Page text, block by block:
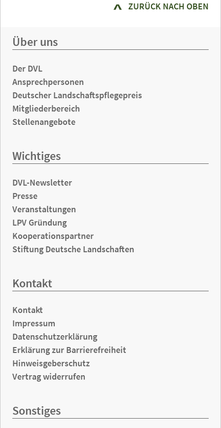
ZURÜCK NACH OBEN
Über uns
Der DVL
Ansprechpersonen
Deutscher Landschaftspflegepreis
Mitgliederbereich
Stellenangebote
Wichtiges
DVL-Newsletter
Presse
Veranstaltungen
LPV Gründung
Kooperationspartner
Stiftung Deutsche Landschaften
Kontakt
Kontakt
Impressum
Datenschutzerklärung
Erklärung zur Barrierefreiheit
Hinweisgeberschutz
Vertrag widerrufen
Sonstiges